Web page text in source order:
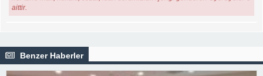
aittir.
Benzer Haberler